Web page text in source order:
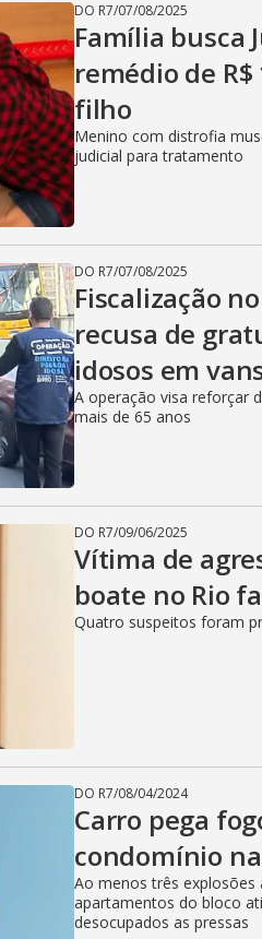
DO R7/07/08/2025
Família busca
remédio de
filho
Menino com distrofia
judicial para tratamento
DO R7/07/08/2025
Fiscalização
recusa de
idosos em
A operação visa reforçar
mais de 65 anos
DO R7/09/06/2025
Vítima de
boate no Rio
Quatro suspeitos foram
DO R7/08/04/2024
Carro pega
condomínio
Ao menos três explosões
apartamentos do bloco
desocupados as pressas